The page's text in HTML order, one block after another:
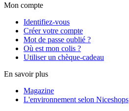
Mon compte
Identifiez-vous
Créer votre compte
Mot de passe oublié ?
Où est mon colis ?
Utiliser un chèque-cadeau
En savoir plus
Magazine
L'environnement selon Niceshops